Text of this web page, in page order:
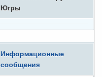
Югры
Информационные
сообщения